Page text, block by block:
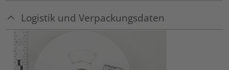
Logistik und Verpackungsdaten